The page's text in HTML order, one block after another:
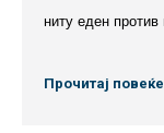
ниту еден против
Прочитај повеќе